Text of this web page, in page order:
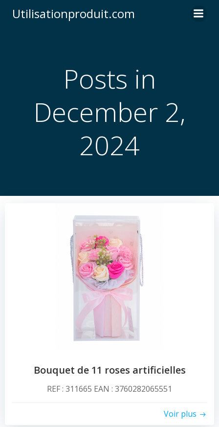
to
Utilisationproduit.com
Posts in
December 2,
2024
Bouquet de 11 roses artificielles
REF : 311665 EAN : 3760282065551
Voir plus